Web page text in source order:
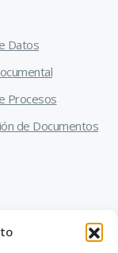
Datos
Procesos
de Documentos